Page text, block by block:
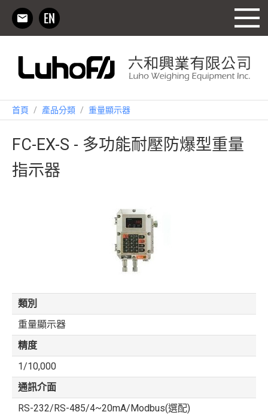
首頁 / 產品分類 / 重量顯示器
FC-EX-S - 多功能耐壓防爆型重量
指示器
類別
重量顯示器
精度
1/10,000
通訊介面
RS-232/RS-485/4~20mA/Modbus(選配)